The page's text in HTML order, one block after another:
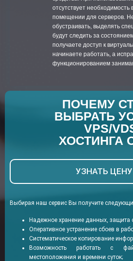
отсутствует необходимость
помещении для серверов.
обустраивать, выделять
будут следить за
получаете доступ к
начинаете работать, а
функционированием
ПОЧЕМУ
ВЫБРАТЬ
VPS/
ХОСТИНГА
УЗНАТЬ ЦЕНУ
Выбирая наш сервис Вы получите
Надежное хранение данных, защита
Оперативное устранение сбоев в
Систематическое копирование
Возможность работать с
местоположения и времени суток;